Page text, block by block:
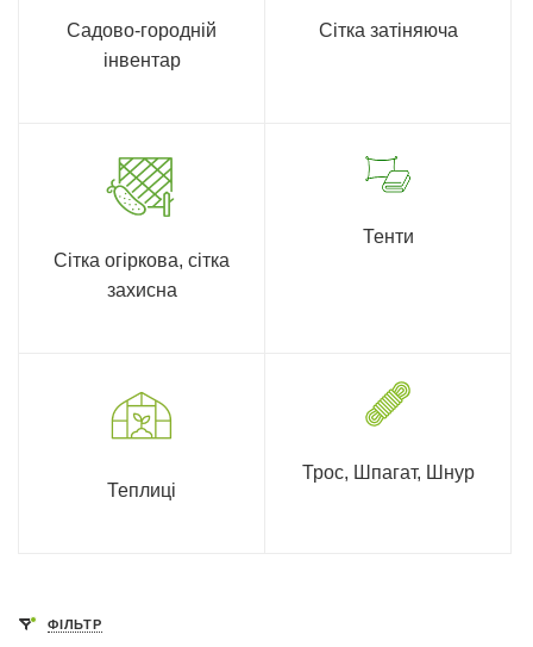
Садово-городній
інвентар
Сітка затіняюча
Сітка огіркова, сітка
захисна
Тенти
Теплиці
Трос, Шпагат, Шнур
ФІЛЬТР